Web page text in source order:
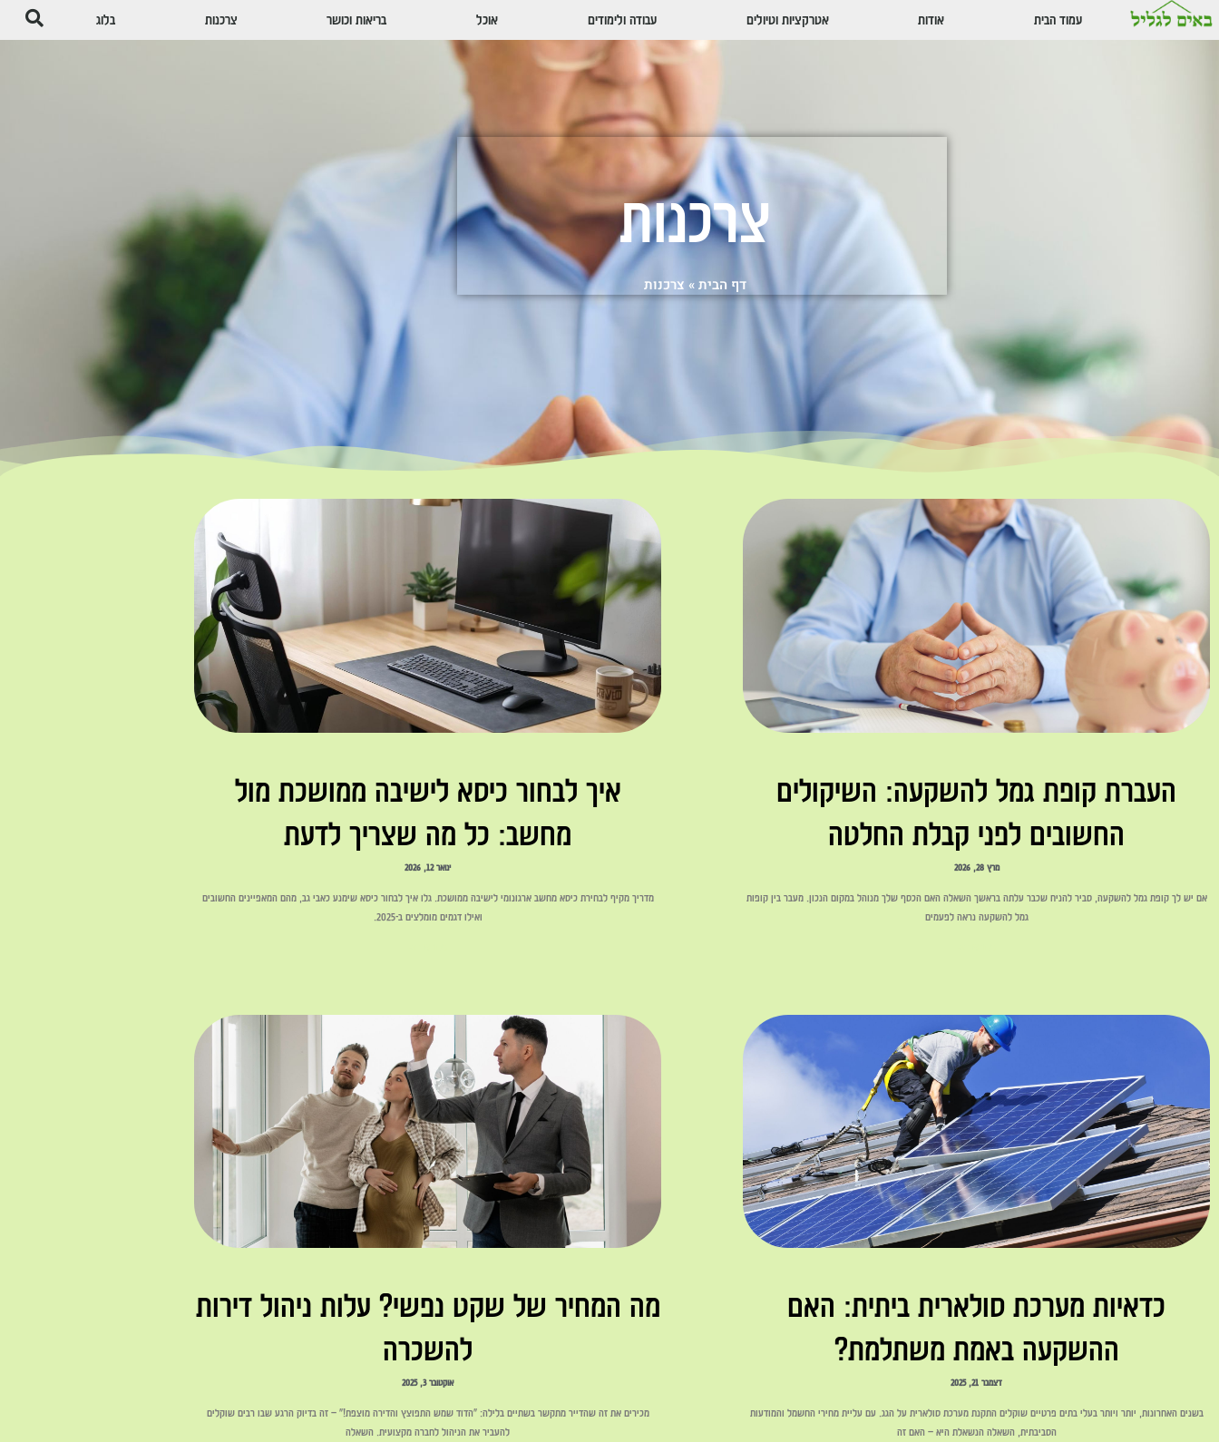
עמוד הבית אודות אטרקציות וטיולים עבודה ולימודים אוכל בריאות וכושר צרכנות בלוג
צרכנות
דף הבית» צרכנות
העברת קופת גמל להשקעה: השיקולים
החשובים לפני קבלת החלטה
מרץ 28, 2026
אם יש לך קופת גמל להשקעה, סביר להניח שכבר עלתה בראשך השאלה האם הכסף שלך מנוהל במקום הנכון. מעבר בין קופות
גמל להשקעה נראה לפעמים
איך לבחור כיסא לישיבה ממושכת מול
מחשב: כל מה שצריך לדעת
ינואר 12, 2026
מדריך מקיף לבחירת כיסא מחשב ארגונומי לישיבה ממושכת. גלו איך לבחור כיסא שימנע כאבי גב, מהם המאפיינים החשובים
ואילו דגמים מומלצים ב-2025.
כדאיות מערכת סולארית ביתית: האם
ההשקעה באמת משתלמת?
דצמבר 21, 2025
בשנים האחרונות, יותר ויותר בעלי בתים פרטיים שוקלים התקנת מערכת סולארית על הגג. עם עליית מחירי החשמל והמודעות
הסביבתית, השאלה הנשאלת היא – האם זה
מה המחיר של שקט נפשי? עלות ניהול דירות
להשכרה
אוקטובר 3, 2025
מכירים את זה שהדייר מתקשר בשתיים בלילה: "הדוד שמש התפוצץ והדירה מוצפת!" – זה בדיוק הרגע שבו רבים שוקלים
להעביר את הניהול לחברה מקצועית. השאלה